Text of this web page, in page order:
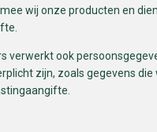
wij onze producten en
verwerkt ook
zijn, zoals gegevens die